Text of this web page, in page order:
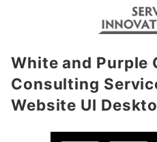
White and Purple
Consulting
Website UI